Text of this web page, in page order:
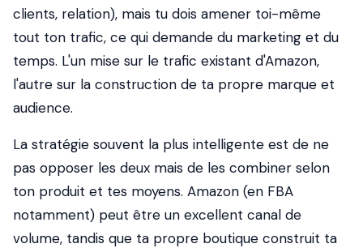
clients, relation), mais tu dois amener toi-même
tout ton trafic, ce qui demande du marketing et du
temps. L'un mise sur le trafic existant d'Amazon,
l'autre sur la construction de ta propre marque et
audience.
La stratégie souvent la plus intelligente est de ne
pas opposer les deux mais de les combiner selon
ton produit et tes moyens. Amazon (en FBA
notamment) peut être un excellent canal de
volume, tandis que ta propre boutique construit ta